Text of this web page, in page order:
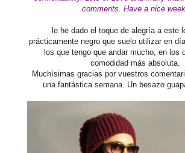
comments. Have a nice
le he dado el toque de alegría a este
prácticamente negro que suelo utilizar en
los que tengo que andar mucho, en los
comodidad más absoluta.
Muchísimas gracias por vuestros
una fantástica semana. Un besazo